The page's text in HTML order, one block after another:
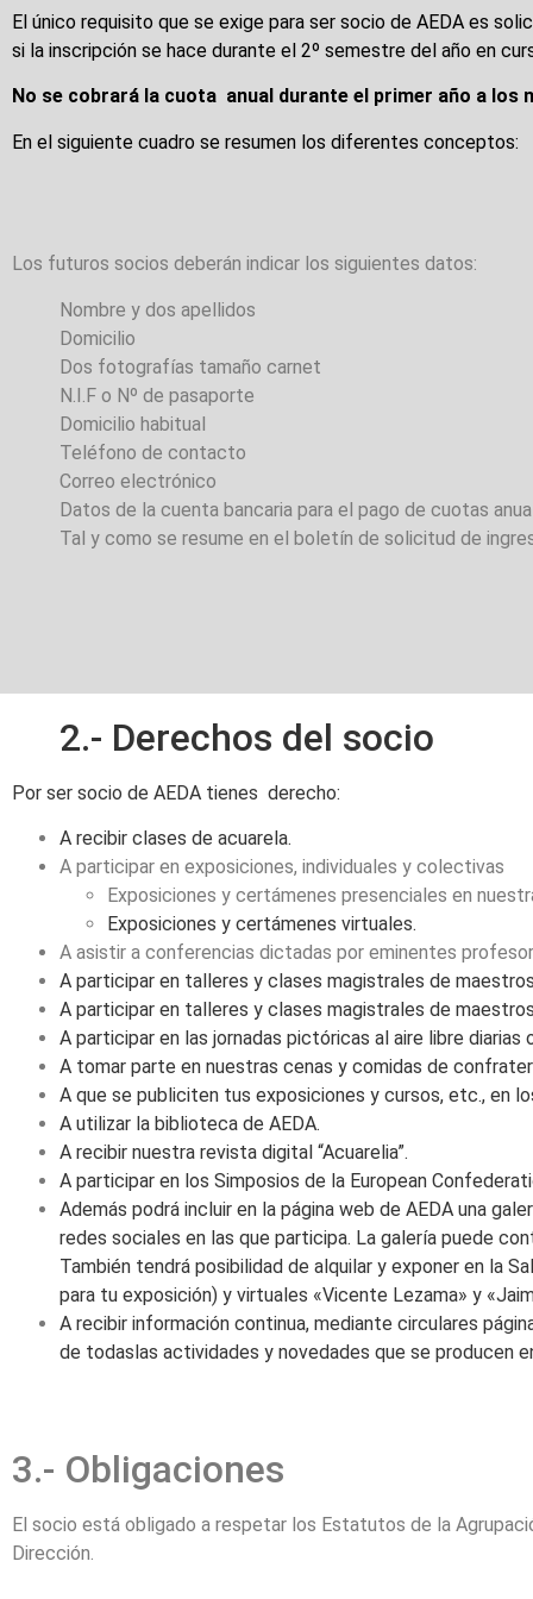
El único requisito que se exige para ser socio de AEDA es
si la inscripción se hace durante el 2º semestre del año en
No se cobrará la cuota anual durante el primer año a los
En el siguiente cuadro se resumen los diferentes conceptos:
Los futuros socios deberán indicar los siguientes datos:
Nombre y dos apellidos
Domicilio
Dos fotografías tamaño carnet
N.I.F o Nº de pasaporte
Domicilio habitual
Teléfono de contacto
Correo electrónico
Datos de la cuenta bancaria para el pago de cuotas
Tal y como se resume en el boletín de solicitud de
2.- Derechos del socio
Por ser socio de AEDA tienes derecho:
A recibir clases de acuarela.
A participar en exposiciones, individuales y colectivas
Exposiciones y certámenes presenciales en
Exposiciones y certámenes virtuales.
A asistir a conferencias dictadas por eminentes
A participar en talleres y clases magistrales de
A participar en talleres y clases magistrales de
A participar en las jornadas pictóricas al aire libre diarias
A tomar parte en nuestras cenas y comidas de
A que se publiciten tus exposiciones y cursos, etc., en
A utilizar la biblioteca de AEDA.
A recibir nuestra revista digital “Acuarelia”.
A participar en los Simposios de la European
Además podrá incluir en la página web de AEDA una
redes sociales en las que participa. La galería puede
También tendrá posibilidad de alquilar y exponer en la
para tu exposición) y virtuales «Vicente Lezama» y
A recibir información continua, mediante circulares
de todaslas actividades y novedades que se producen
3.- Obligaciones
El socio está obligado a respetar los Estatutos de la
Dirección.